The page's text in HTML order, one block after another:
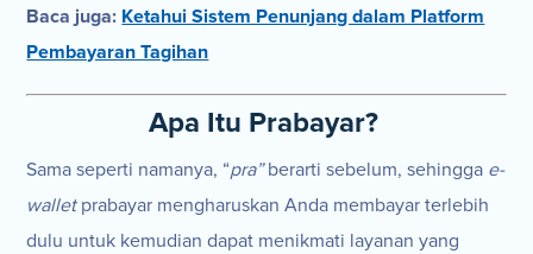
Baca juga: Ketahui Sistem Penunjang dalam Platform
Pembayaran Tagihan
Apa Itu Prabayar?
Sama seperti namanya, “pra”berarti sebelum, sehingga e-
walletprabayar mengharuskan Anda membayar terlebih
dulu untuk kemudian dapat menikmati layanan yang